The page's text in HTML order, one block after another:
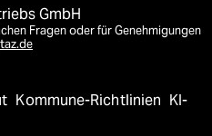
GmbH
Fragen oder für Genehmigungen
Kommune-Richtlinien KI-